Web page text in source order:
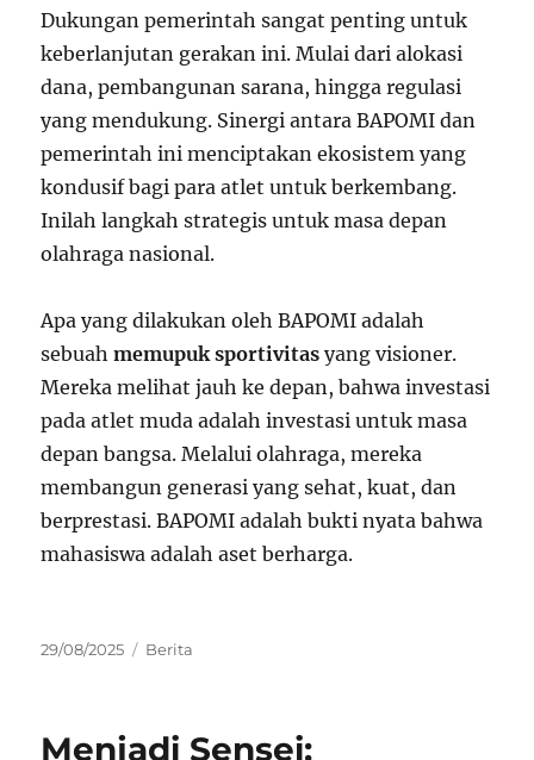
Dukungan pemerintah sangat penting untuk
keberlanjutan gerakan ini. Mulai dari alokasi
dana, pembangunan sarana, hingga regulasi
yang mendukung. Sinergi antara BAPOMI dan
pemerintah ini menciptakan ekosistem yang
kondusif bagi para atlet untuk berkembang.
Inilah langkah strategis untuk masa depan
olahraga nasional.
Apa yang dilakukan oleh BAPOMI adalah
sebuahmemupuk sportivitas yang visioner.
Mereka melihat jauh ke depan, bahwa investasi
pada atlet muda adalah investasi untuk masa
depan bangsa. Melalui olahraga, mereka
membangun generasi yang sehat, kuat, dan
berprestasi. BAPOMI adalah bukti nyata bahwa
mahasiswa adalah aset berharga.
Posted
29/08/2025 Categories
Berita
Menjadi Sensei: